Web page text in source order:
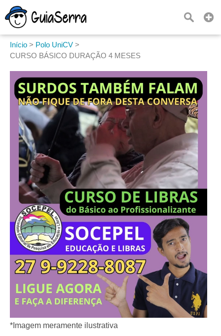
Início > Polo UniCV >
CURSO BÁSICO DURAÇÃO 4 MESES
*Imagem meramente ilustrativa